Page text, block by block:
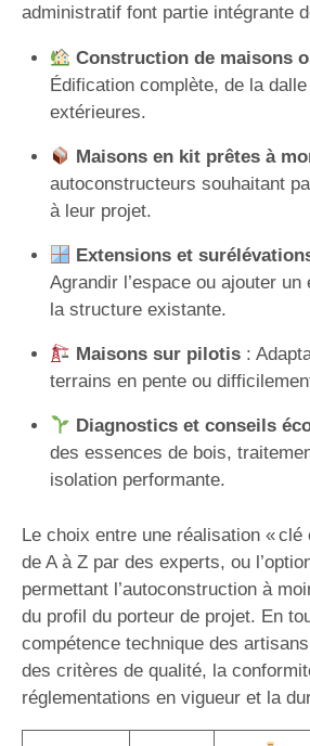
administratif font partie intégrante
Construction de maisons
Édification complète, de la
extérieures.
Maisons en kit prêtes à
autoconstructeurs souhaitant
à leur projet.
Extensions et
Agrandir l’espace ou ajouter
la structure existante.
Maisons sur pilotis:
terrains en pente ou
Diagnostics et conseils
des essences de bois,
isolation performante.
Le choix entre une réalisation « clé
de A à Z par des experts, ou
permettant l’autoconstruction à
du profil du porteur de projet. En
compétence technique des
des critères de qualité, la
réglementations en vigueur et la